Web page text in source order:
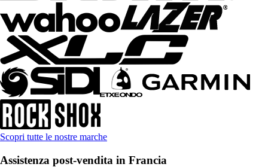
Scopri tutte le nostre marche
Assistenza post-vendita in Francia